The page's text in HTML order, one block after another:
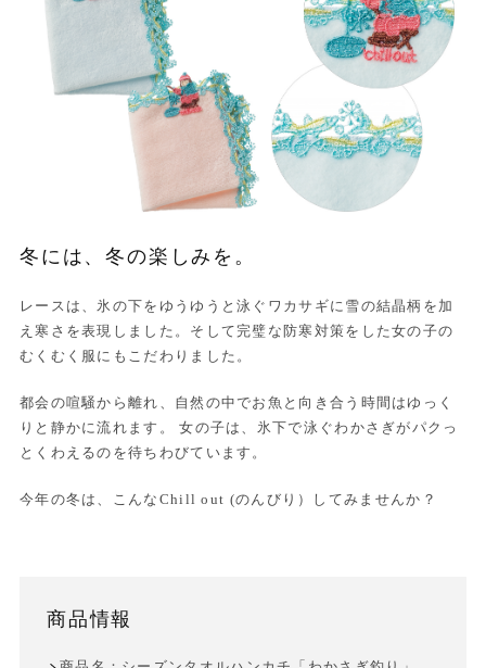
冬には、冬の楽しみを。
レースは、氷の下をゆうゆうと泳ぐワカサギに雪の結晶柄を加
え寒さを表現しました。そして完璧な防寒対策をした女の子の
むくむく服にもこだわりました。
都会の喧騒から離れ、自然の中でお魚と向き合う時間はゆっく
りと静かに流れます。 女の子は、氷下で泳ぐわかさぎがパクっ
とくわえるのを待ちわびています。
今年の冬は、こんなChill out (のんびり）してみませんか？
商品情報